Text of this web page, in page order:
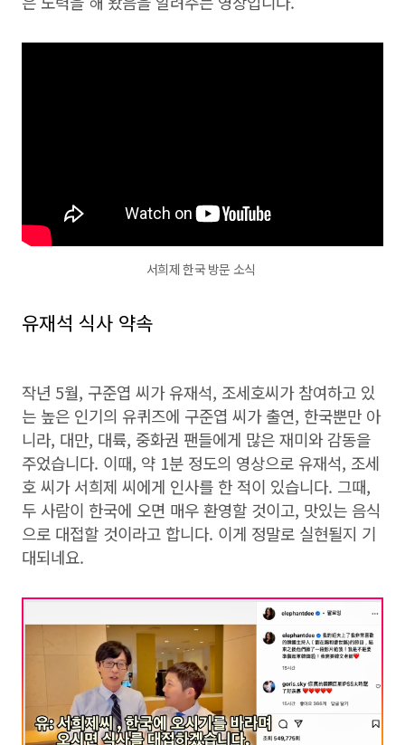
서희제 한국 방문 소식
유재석 식사 약속
작년 5월, 구준엽 씨가 유재석, 조세호씨가 참여하고 있
는 높은 인기의 유퀴즈에 구준엽 씨가 출연, 한국뿐만 아
니라, 대만, 대륙, 중화권 팬들에게 많은 재미와 감동을
주었습니다. 이때, 약 1분 정도의 영상으로 유재석, 조세
호 씨가 서희제 씨에게 인사를 한 적이 있습니다. 그때,
두 사람이 한국에 오면 매우 환영할 것이고, 맛있는 음식
으로 대접할 것이라고 합니다. 이게 정말로 실현될지 기
대되네요.